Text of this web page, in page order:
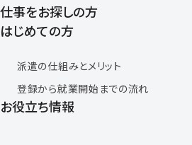
仕事をお探しの方
はじめての方
派遣の仕組みとメリット
登録から就業開始までの流れ
お役立ち情報